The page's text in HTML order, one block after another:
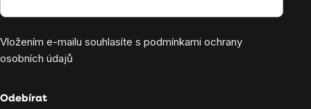
Vložením e-mailu souhlasíte s podmínkami ochrany
osobních údajů
Odebírat